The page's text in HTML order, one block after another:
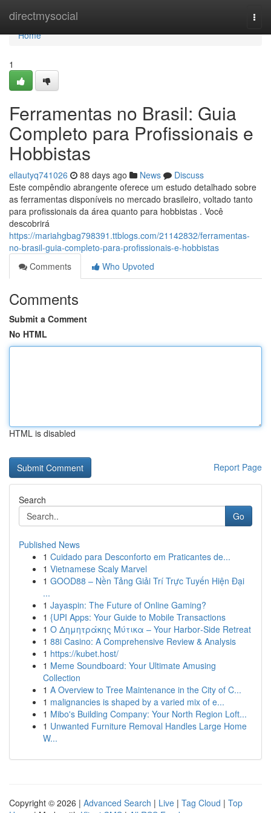
directmysocial
Home
Home
1
Ferramentas no Brasil: Guia
Completo para Profissionais e
Hobbistas
ellautyq741026 88 days ago News
Discuss
Este compêndio abrangente oferece um estudo detalhado sobre
as ferramentas disponíveis no mercado brasileiro, voltado tanto
para profissionais da área quanto para hobbistas . Você
descobrirá
https://mariahgbag798391.ttblogs.com/21142832/ferramentas-
no-brasil-guia-completo-para-profissionais-e-hobbistas
Comments
Who Upvoted
Comments
Submit a Comment
No HTML
HTML is disabled
Report Page
Search
Go
Published News
1 Cuidado para Desconforto em Praticantes de...
1 Vietnamese Scaly Marvel
1 GOOD88 – Nền Tảng Giải Trí Trực Tuyến Hiện Đại
...
1 Jayaspin: The Future of Online Gaming?
1 {UPI Apps: Your Guide to Mobile Transactions
1 Ο Δημητράκης Μύτικα – Your Harbor‑Side Retreat
1 88i Casino: A Comprehensive Review & Analysis
1 https://kubet.host/
1 Meme Soundboard: Your Ultimate Amusing
Collection
1 A Overview to Tree Maintenance in the City of C...
1 malignancies is shaped by a varied mix of e...
1 Mibo's Building Company: Your North Region Loft...
1 Unwanted Furniture Removal Handles Large Home
W...
Copyright © 2026 | Advanced Search | Live | Tag Cloud | Top